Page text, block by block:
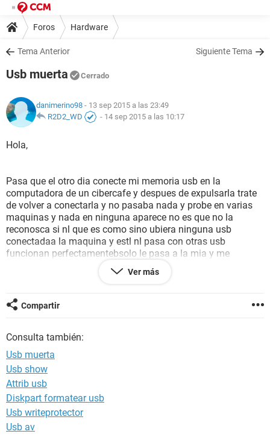
Foros Hardware
Tema Anterior Siguiente Tema
Usb muerta Cerrado
danimerino98 - 13 sep 2015 a las 23:49
R2D2_WD
- 14 sep 2015 a las 10:17
Hola,
Pasa que el otro dia conecte mi memoria usb en la
computadora de un cibercafe y despues de expulsarla trate
de volver a conectarla y no pasaba nada y probe en varias
maquinas y nada en ninguna aparece no es que no la
reconosca si nl que es como sino ubiera ninguna usb
conectadaa la maquina y estl nl pasa con otras usb
funcionan perfectamentebsolo le pasa a la mia y me
preguntaba si hay alguna solucion a esto si fue algun virus
o algo y con esta ya es la segunda usb que me pasa esto y
funcionar asi como asi les dejo una foto de mi usb com 2
meses de usovestaba casi nueva espero respuestas gracias
Ver más
Compartir
Consulta también:
Usb muerta
Usb show
Attrib usb
Diskpart formatear usb
Usb writeprotector
Usb av